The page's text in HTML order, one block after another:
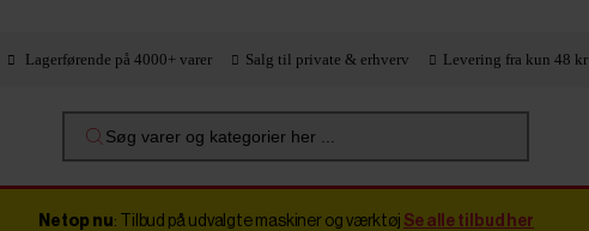
Lagerførende på 4000+ varer Salg til private & erhverv Levering fra kun 48 kr
Søg varer og kategorier her ...
Netop nu: Tilbud på udvalgte maskiner og værktøj Se alle tilbud her